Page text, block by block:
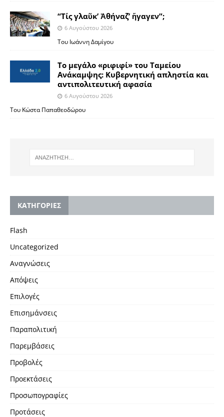
“Τίς γλαῦκ’ Ἀθήναζ’ ἤγαγεν”;
6 Αυγούστου 2026
Του Ιωάννη Δαμίγου
Το μεγάλο «ριφιφί» του Ταμείου
Ανάκαμψης: Κυβερνητική απληστία και
αντιπολιτευτική αφασία
6 Αυγούστου 2026
Του Κώστα Παπαθεοδώρου
KΑΤΗΓΟΡΙΕΣ
Flash
Uncategorized
Αναγνώσεις
Απόψεις
Επιλογές
Επισημάνσεις
Παραπολιτική
Παρεμβάσεις
Προβολές
Προεκτάσεις
Προσωπογραφίες
Προτάσεις